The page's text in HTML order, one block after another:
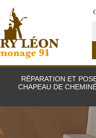
RÉPARATION ET
CHAPEAU DE